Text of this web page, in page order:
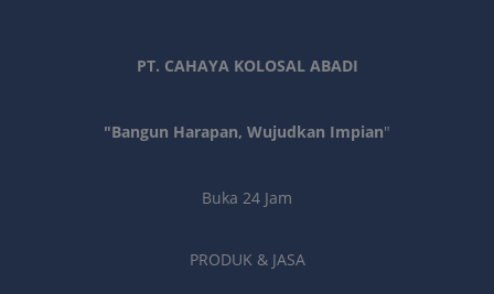
PT. CAHAYA KOLOSAL ABADI
"Bangun Harapan, Wujudkan Impian"
Buka 24 Jam
PRODUK & JASA